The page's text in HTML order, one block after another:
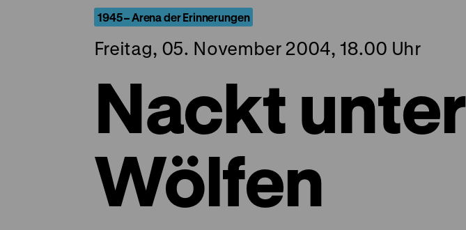
1945 – Arena der Erinnerungen
Freitag, 05. November 2004, 18.00 Uhr
Nackt unter
Wölfen